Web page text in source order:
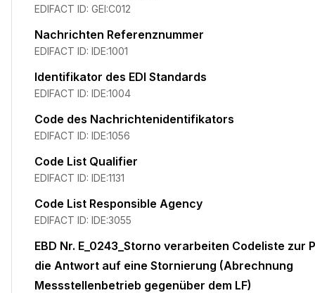
EDIFACT ID: GEI:C012
Nachrichten Referenznummer
EDIFACT ID: IDE:1001
Identifikator des EDI Standards
EDIFACT ID: IDE:1004
Code des Nachrichtenidentifikators
EDIFACT ID: IDE:1056
Code List Qualifier
EDIFACT ID: IDE:1131
Code List Responsible Agency
EDIFACT ID: IDE:3055
EBD Nr. E_0243_Storno verarbeiten Codeliste zur
die Antwort auf eine Stornierung (Abrechnung
Messstellenbetrieb gegenüber dem LF)